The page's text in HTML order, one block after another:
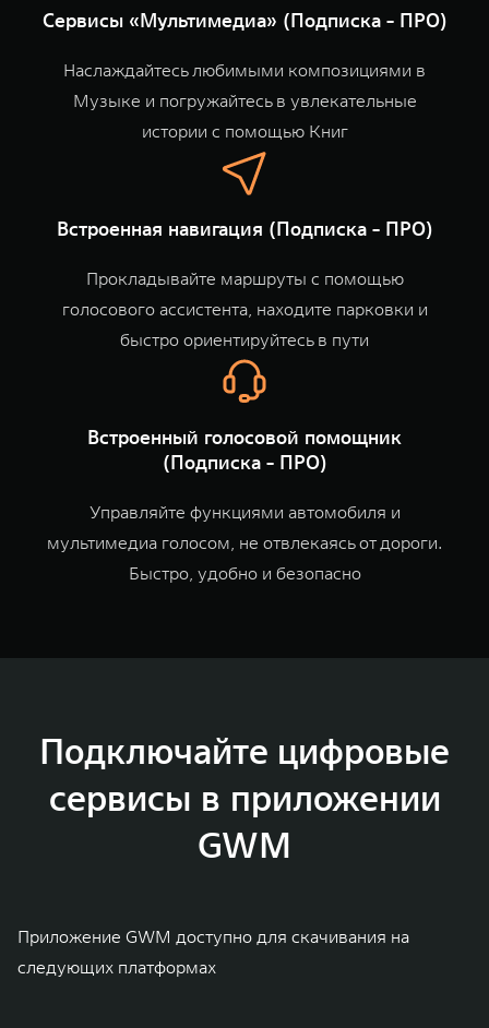
Сервисы «Мультимедиа» (Подписка - ПРО)
Наслаждайтесь любимыми композициями в
Музыке и погружайтесь в увлекательные
истории с помощью Книг
Встроенная навигация (Подписка - ПРО)
Прокладывайте маршруты с помощью
голосового ассистента, находите парковки и
быстро ориентируйтесь в пути
Встроенный голосовой помощник
(Подписка - ПРО)
Управляйте функциями автомобиля и
мультимедиа голосом, не отвлекаясь от дороги.
Быстро, удобно и безопасно
Подключайте цифровые
сервисы в приложении
GWM
Приложение GWM доступно для скачивания на
следующих платформах